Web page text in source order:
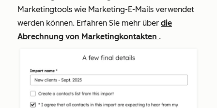
Marketingtools wie Marketing-E-Mails verwendet
werden können. Erfahren Sie mehr über die
Abrechnung von Marketingkontakten .